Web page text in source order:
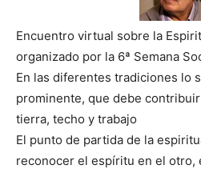
Encuentro virtual sobre la
organizado por la 6ª Semana
En las diferentes tradiciones lo
prominente, que debe
tierra, techo y trabajo
El punto de partida de la
reconocer el espíritu en el otro,